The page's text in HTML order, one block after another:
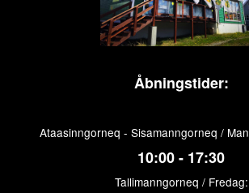
Åbningstider:
Ataasinngorneq - Sisamanngorneq /
10:00 - 17:30
Tallimanngorneq / Fredag: